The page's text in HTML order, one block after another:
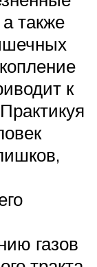
также
к
газов